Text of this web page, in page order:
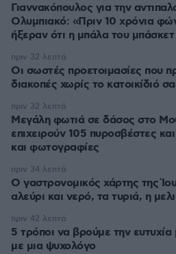
Γιαννακόπουλος για την
Ολυμπιακό: «Πριν 10 χρόνια
ήξεραν ότι η μπάλα του μπάσκετ
Οι σωστές προετοιμασίες που
διακοπές χωρίς το κατοικίδιό
πριν 32 λεπτά
Μεγάλη φωτιά σε δάσος στο
επιχειρούν 105 πυροσβέστες
και φωτογραφίες
πριν 32 λεπτά
Ο γαστρονομικός χάρτης της
αλεύρι και νερό, τα τυριά, η
πριν 34 λεπτά
5 τρόποι να βρούμε την
με μια ψυχολόγο
πριν 42 λεπτά